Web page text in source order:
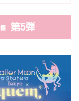
第5弾